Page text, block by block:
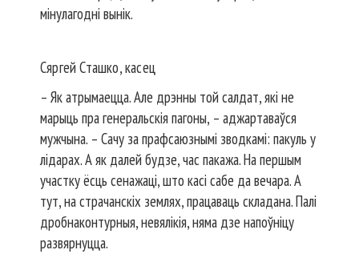
мінулагодні вынік.
Сяргей Сташко, касец
– Як атрымаецца. Але дрэнны той салдат, які не
марыць пра генеральскія пагоны, – аджартаваўся
мужчына. – Сачу за прафсаюзнымі зводкамі: пакуль у
лідарах. А як далей будзе, час пакажа. На першым
участку ёсць сенажаці, што касі сабе да вечара. А
тут, на страчанскіх землях, працаваць складана. Палі
дробнаконтурныя, невялікія, няма дзе напоўніцу
развярнуцца.